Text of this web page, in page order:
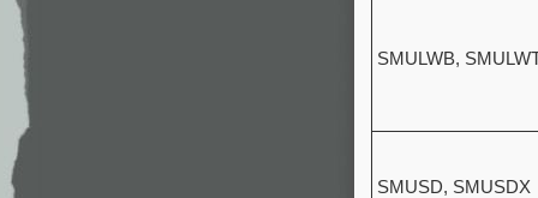
SMULWB,
SMUSD, SMUSDX